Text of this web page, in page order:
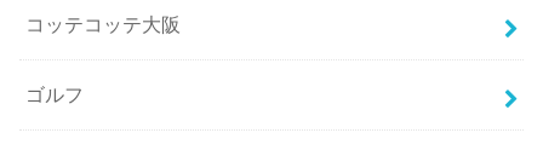
コッテコッテ大阪
ゴルフ